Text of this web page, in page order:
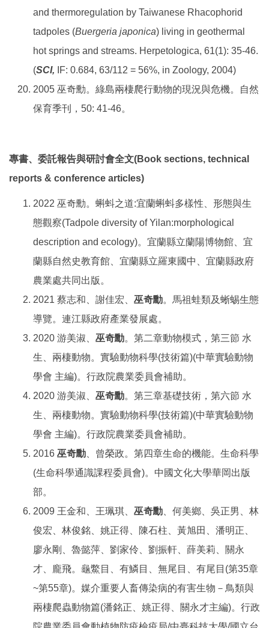
and thermoregulation by Taiwanese Rhacophorid
tadpoles (Buergeria japonica) living in geothermal
hot springs and streams. Herpetologica, 61(1): 35-46.
(SCI,
IF: 0.684, 63/112 = 56%, in Zoology, 2004)
2005 巫奇勳。綠島兩棲爬行動物的現況與危機。自然
保育季刊，50: 41-46。
專書、委託報告與研討會全文(Book sections, technical
reports & conference articles)
2022 巫奇勳。蝌蚪之道:宜蘭蝌蚪多樣性、形態與生
態觀察(Tadpole diversity of Yilan:morphological
description and ecology)。宜蘭縣立蘭陽博物館、宜
蘭縣自然史教育館、宜蘭縣立羅東國中、宜蘭縣政府
農業處共同出版。
2021 蔡志和、謝佳宏、 巫奇勳。馬祖蛙類及蜥蜴生態
導覽。連江縣政府產業發展處。
2020 游美淑、 巫奇勳。第二章動物模式，第三節 水
生、兩棲動物。實驗動物科學(技術篇)(中華實驗動物
學會 主編)。行政院農業委員會補助。
2020 游美淑、 巫奇勳。第三章基礎技術，第六節 水
生、兩棲動物。實驗動物科學(技術篇)(中華實驗動物
學會 主編)。行政院農業委員會補助。
2016 巫奇勳 、曾榮政。第四章生命的機能。生命科學
(生命科學通識課程委員會)。中國文化大學華岡出版
部。
2009 王金和、王珮琪、 巫奇勳 、何美鄉、吳正男、林
俊宏、林俊銘、姚正得、陳石柱、黃旭田、潘明正、
廖永剛、魯懿萍、劉家伶、劉振軒、薛美莉、關永
才、龐飛。龜鱉目、有鱗目、無尾目、有尾目(第35章
~第55章)。媒介重要人畜傳染病的有害生物－鳥類與
兩棲爬蟲動物篇(潘銘正、姚正得、關永才主編)。行政